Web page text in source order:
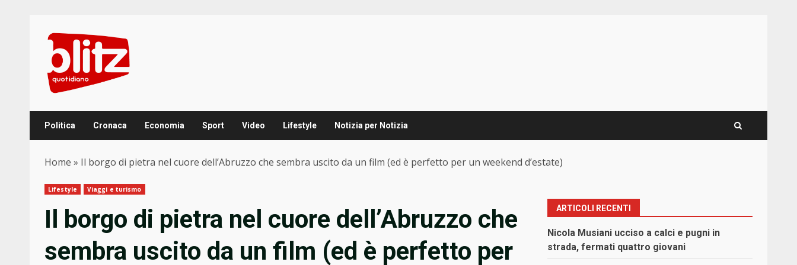
content
Politica Cronaca Economia Sport Video Lifestyle Notizia per Notizia
Home » Il borgo di pietra nel cuore dell’Abruzzo che sembra uscito da un film (ed è perfetto per un weekend d’estate)
Lifestyle Viaggi e turismo
Il borgo di pietra nel cuore dell’Abruzzo che
sembra uscito da un film (ed è perfetto per
ARTICOLI RECENTI
Nicola Musiani ucciso a calci e pugni in
strada, fermati quattro giovani